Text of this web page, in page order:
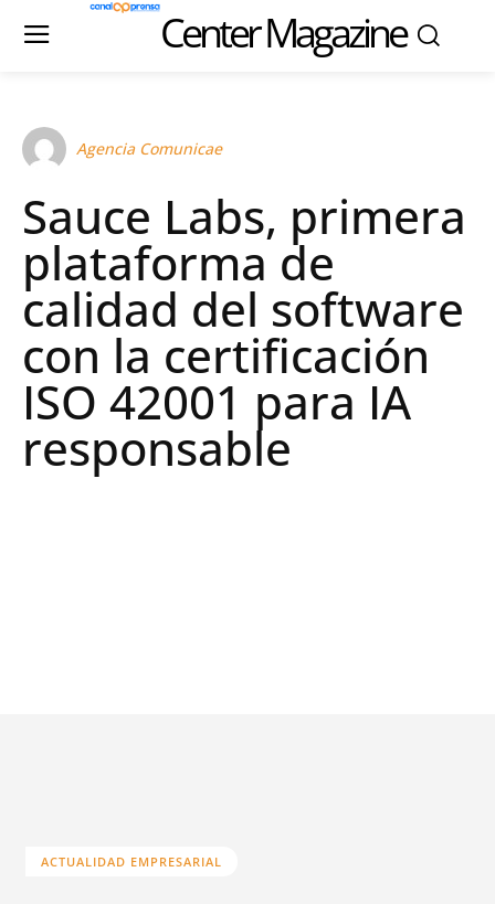
Center Magazine
Agencia Comunicae
Sauce Labs, primera
plataforma de
calidad del software
con la certificación
ISO 42001 para IA
responsable
ACTUALIDAD EMPRESARIAL